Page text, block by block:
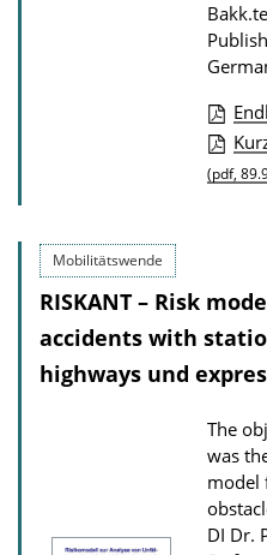
P
u
c
a
t
o
n
D
o
(pdf,
Mobilitätswende
RISKANT – Risk
accidents with
highways und
The
was
model
DI Dr.